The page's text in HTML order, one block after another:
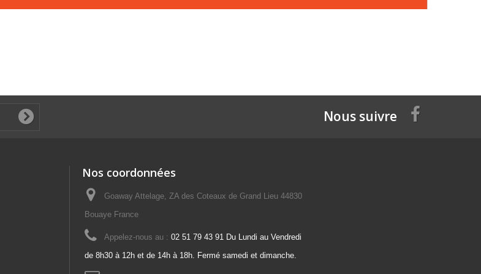
Nous suivre
Nos coordonnées
Goaway Attelage, ZA des Coteaux de Grand Lieu 44830
Bouaye France
Appelez-nous au : 02 51 79 43 91 Du Lundi au Vendredi
de 8h30 à 12h et de 14h à 18h. Fermé samedi et dimanche.